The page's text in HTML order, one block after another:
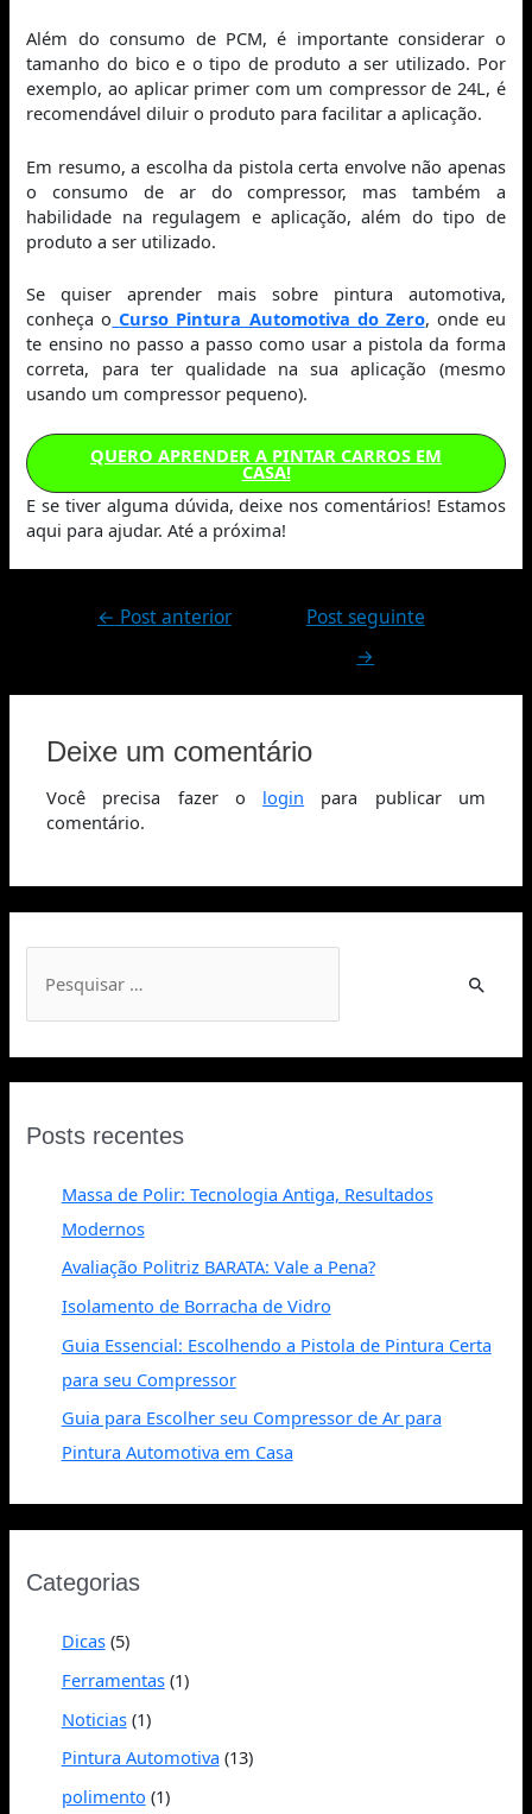
Além do consumo de PCM, é importante considerar o
tamanho do bico e o tipo de produto a ser utilizado. Por
exemplo, ao aplicar primer com um compressor de 24L, é
recomendável diluir o produto para facilitar a aplicação.
Em resumo, a escolha da pistola certa envolve não apenas
o consumo de ar do compressor, mas também a
habilidade na regulagem e aplicação, além do tipo de
produto a ser utilizado.
Se quiser aprender mais sobre pintura automotiva,
conheça o Curso Pintura Automotiva do Zero, onde eu
te ensino no passo a passo como usar a pistola da forma
correta, para ter qualidade na sua aplicação (mesmo
usando um compressor pequeno).
QUERO APRENDER A PINTAR CARROS EM
CASA!
E se tiver alguma dúvida, deixe nos comentários! Estamos
aqui para ajudar. Até a próxima!
← Post anterior
Post seguinte
→
Deixe um comentário
Você precisa fazer o login para publicar um
comentário.
Posts recentes
Massa de Polir: Tecnologia Antiga, Resultados
Modernos
Avaliação Politriz BARATA: Vale a Pena?
Isolamento de Borracha de Vidro
Guia Essencial: Escolhendo a Pistola de Pintura Certa
para seu Compressor
Guia para Escolher seu Compressor de Ar para
Pintura Automotiva em Casa
Categorias
Dicas(5)
Ferramentas(1)
Noticias(1)
Pintura Automotiva (13)
polimento (1)